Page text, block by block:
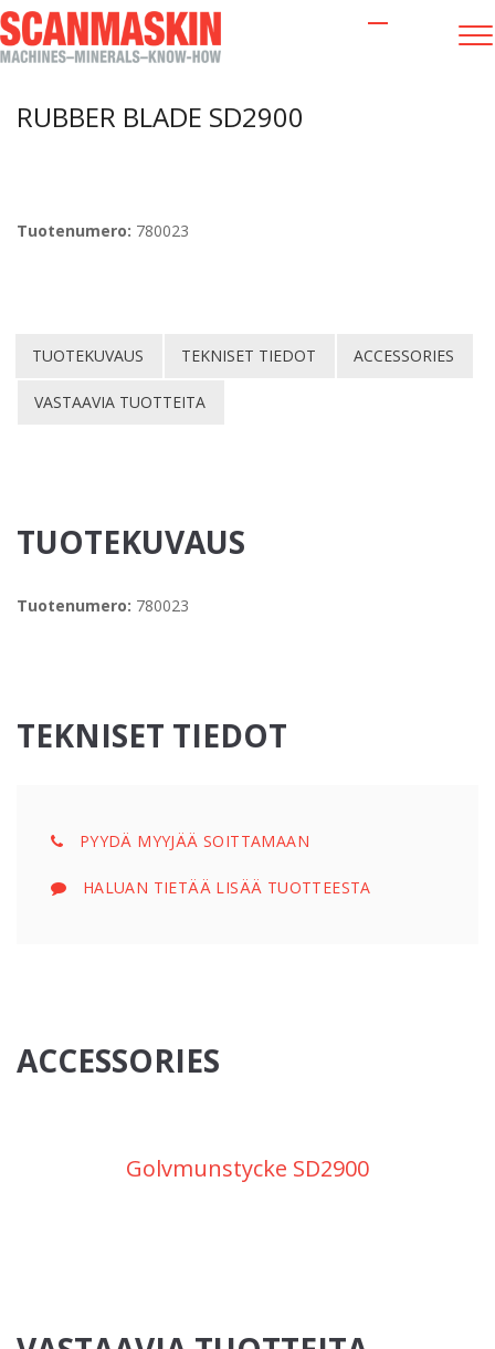
LAITTEET , MUUT HIONTATARVIKKEET
RUBBER BLADE SD2900
Tuotenumero: 780023
TUOTEKUVAUS TEKNISET TIEDOT ACCESSORIES
VASTAAVIA TUOTTEITA
TUOTEKUVAUS
Tuotenumero: 780023
TEKNISET TIEDOT
PYYDÄ MYYJÄÄ SOITTAMAAN
HALUAN TIETÄÄ LISÄÄ TUOTTEESTA
ACCESSORIES
Golvmunstycke SD2900